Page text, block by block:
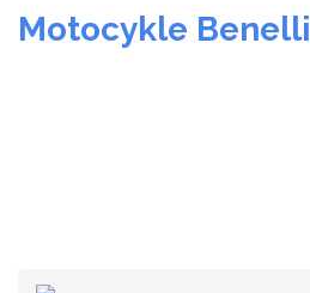
Motocykle Benelli